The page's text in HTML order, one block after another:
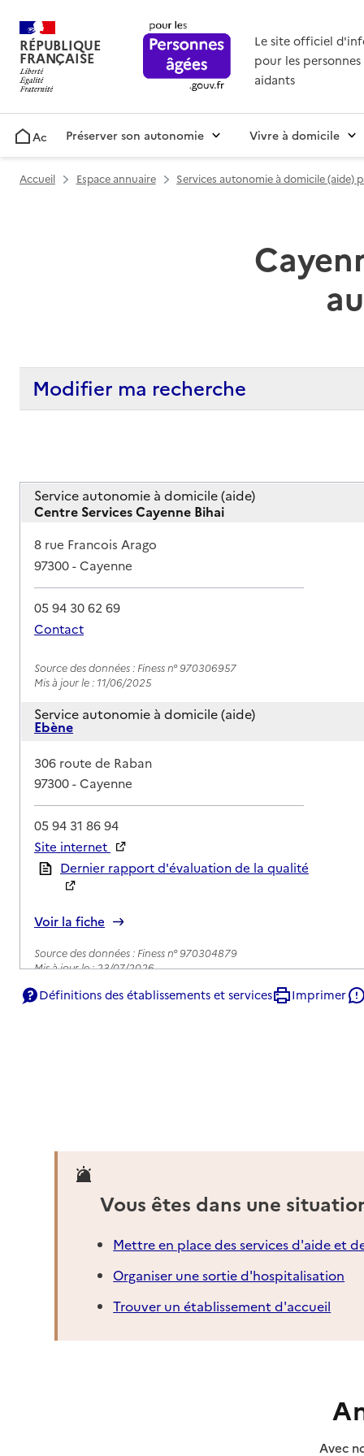
RÉPUBLIQUE
FRANÇAISE
Le site officiel
pour les personnes
aidants
AccueilPréserver son autonomie Vivre à domicile
Accueil Espace annuaire Services autonomie à domicile (aide)
Modifier ma recherche
Service autonomie à domicile (aide)
Centre Services Cayenne Bihai
Adresse
8 rue Francois Arago
97300-Cayenne
05 94 30 62 69
Contact
Source des données : Finess n° 970306957
Mis à jour le : 11/06/2025
Service autonomie à domicile (aide)
Ebène
Adresse
306 route de Raban
97300-Cayenne
05 94 31 86 94
Site internet
Rapport HAS
Dernier rapport d'évaluation de la qualité
Voir la fiche
Source des données : Finess n° 970304879
Mis à jour le : 23/07/2026
Service autonomie à domicile (aide)
Rapport HAS
Voir la fiche
Source des données : Finess n° 970306445
Mis à jour le : 23/07/2026
Service autonomie à domicile (aide)
Cayenne
Définitions des établissements et services Imprimer
Vous êtes dans une
Mettre en place des services d'aide et
Organiser une sortie d'hospitalisation
Trouver un établissement d'accueil
Avec